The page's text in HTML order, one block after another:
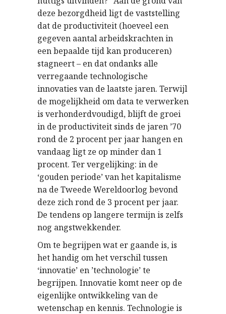
deze bezorgdheid ligt de vaststelling
dat de productiviteit (hoeveel een
gegeven aantal arbeidskrachten in
een bepaalde tijd kan produceren)
stagneert – en dat ondanks alle
verregaande technologische
innovaties van de laatste jaren. Terwijl
de mogelijkheid om data te verwerken
is verhonderdvoudigd, blijft de groei
in de productiviteit sinds de jaren ’70
rond de 2 procent per jaar hangen en
vandaag ligt ze op minder dan 1
procent. Ter vergelijking: in de
‘gouden periode’ van het kapitalisme
na de Tweede Wereldoorlog bevond
deze zich rond de 3 procent per jaar.
De tendens op langere termijn is zelfs
nog angstwekkender.
Om te begrijpen wat er gaande is, is
het handig om het verschil tussen
‘innovatie’ en ’technologie’ te
begrijpen. Innovatie komt neer op de
eigenlijke ontwikkeling van de
wetenschap en kennis. Technologie is